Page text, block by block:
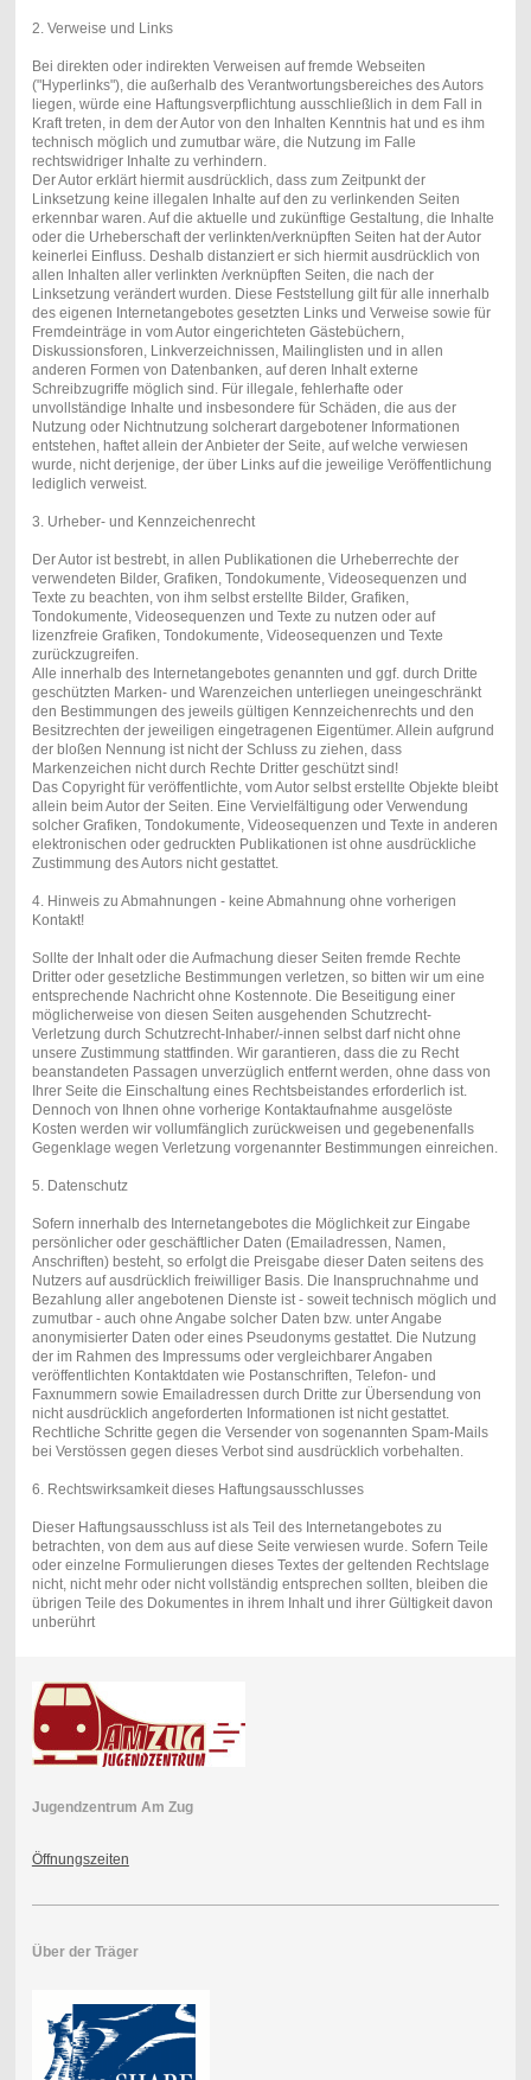
2. Verweise und Links
Bei direkten oder indirekten Verweisen auf fremde Webseiten
("Hyperlinks"), die außerhalb des Verantwortungsbereiches des Autors
liegen, würde eine Haftungsverpflichtung ausschließlich in dem Fall in
Kraft treten, in dem der Autor von den Inhalten Kenntnis hat und es ihm
technisch möglich und zumutbar wäre, die Nutzung im Falle
rechtswidriger Inhalte zu verhindern.
Der Autor erklärt hiermit ausdrücklich, dass zum Zeitpunkt der
Linksetzung keine illegalen Inhalte auf den zu verlinkenden Seiten
erkennbar waren. Auf die aktuelle und zukünftige Gestaltung, die Inhalte
oder die Urheberschaft der verlinkten/verknüpften Seiten hat der Autor
keinerlei Einfluss. Deshalb distanziert er sich hiermit ausdrücklich von
allen Inhalten aller verlinkten /verknüpften Seiten, die nach der
Linksetzung verändert wurden. Diese Feststellung gilt für alle innerhalb
des eigenen Internetangebotes gesetzten Links und Verweise sowie für
Fremdeinträge in vom Autor eingerichteten Gästebüchern,
Diskussionsforen, Linkverzeichnissen, Mailinglisten und in allen
anderen Formen von Datenbanken, auf deren Inhalt externe
Schreibzugriffe möglich sind. Für illegale, fehlerhafte oder
unvollständige Inhalte und insbesondere für Schäden, die aus der
Nutzung oder Nichtnutzung solcherart dargebotener Informationen
entstehen, haftet allein der Anbieter der Seite, auf welche verwiesen
wurde, nicht derjenige, der über Links auf die jeweilige Veröffentlichung
lediglich verweist.
3. Urheber- und Kennzeichenrecht
Der Autor ist bestrebt, in allen Publikationen die Urheberrechte der
verwendeten Bilder, Grafiken, Tondokumente, Videosequenzen und
Texte zu beachten, von ihm selbst erstellte Bilder, Grafiken,
Tondokumente, Videosequenzen und Texte zu nutzen oder auf
lizenzfreie Grafiken, Tondokumente, Videosequenzen und Texte
zurückzugreifen.
Alle innerhalb des Internetangebotes genannten und ggf. durch Dritte
geschützten Marken- und Warenzeichen unterliegen uneingeschränkt
den Bestimmungen des jeweils gültigen Kennzeichenrechts und den
Besitzrechten der jeweiligen eingetragenen Eigentümer. Allein aufgrund
der bloßen Nennung ist nicht der Schluss zu ziehen, dass
Markenzeichen nicht durch Rechte Dritter geschützt sind!
Das Copyright für veröffentlichte, vom Autor selbst erstellte Objekte bleibt
allein beim Autor der Seiten. Eine Vervielfältigung oder Verwendung
solcher Grafiken, Tondokumente, Videosequenzen und Texte in anderen
elektronischen oder gedruckten Publikationen ist ohne ausdrückliche
Zustimmung des Autors nicht gestattet.
4. Hinweis zu Abmahnungen - keine Abmahnung ohne vorherigen
Kontakt!
Sollte der Inhalt oder die Aufmachung dieser Seiten fremde Rechte
Dritter oder gesetzliche Bestimmungen verletzen, so bitten wir um eine
entsprechende Nachricht ohne Kostennote. Die Beseitigung einer
möglicherweise von diesen Seiten ausgehenden Schutzrecht-
Verletzung durch Schutzrecht-Inhaber/-innen selbst darf nicht ohne
unsere Zustimmung stattfinden. Wir garantieren, dass die zu Recht
beanstandeten Passagen unverzüglich entfernt werden, ohne dass von
Ihrer Seite die Einschaltung eines Rechtsbeistandes erforderlich ist.
Dennoch von Ihnen ohne vorherige Kontaktaufnahme ausgelöste
Kosten werden wir vollumfänglich zurückweisen und gegebenenfalls
Gegenklage wegen Verletzung vorgenannter Bestimmungen einreichen.
5. Datenschutz
Sofern innerhalb des Internetangebotes die Möglichkeit zur Eingabe
persönlicher oder geschäftlicher Daten (Emailadressen, Namen,
Anschriften) besteht, so erfolgt die Preisgabe dieser Daten seitens des
Nutzers auf ausdrücklich freiwilliger Basis. Die Inanspruchnahme und
Bezahlung aller angebotenen Dienste ist - soweit technisch möglich und
zumutbar - auch ohne Angabe solcher Daten bzw. unter Angabe
anonymisierter Daten oder eines Pseudonyms gestattet. Die Nutzung
der im Rahmen des Impressums oder vergleichbarer Angaben
veröffentlichten Kontaktdaten wie Postanschriften, Telefon- und
Faxnummern sowie Emailadressen durch Dritte zur Übersendung von
nicht ausdrücklich angeforderten Informationen ist nicht gestattet.
Rechtliche Schritte gegen die Versender von sogenannten Spam-Mails
bei Verstössen gegen dieses Verbot sind ausdrücklich vorbehalten.
6. Rechtswirksamkeit dieses Haftungsausschlusses
Dieser Haftungsausschluss ist als Teil des Internetangebotes zu
betrachten, von dem aus auf diese Seite verwiesen wurde. Sofern Teile
oder einzelne Formulierungen dieses Textes der geltenden Rechtslage
nicht, nicht mehr oder nicht vollständig entsprechen sollten, bleiben die
übrigen Teile des Dokumentes in ihrem Inhalt und ihrer Gültigkeit davon
unberührt
Jugendzentrum Am Zug
Öffnungszeiten
Über der Träger